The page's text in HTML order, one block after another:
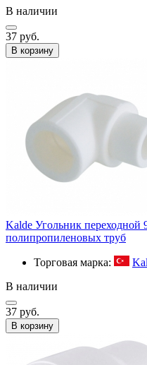
В наличии
37 руб.
В корзину
Kalde Угольник переходной
полипропиленовых труб
Торговая марка:
В наличии
37 руб.
В корзину